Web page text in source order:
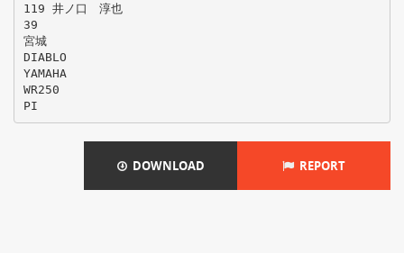
119 井ノ口 淳也
39
宮城
DIABLO
YAMAHA
WR250
DOWNLOAD REPORT